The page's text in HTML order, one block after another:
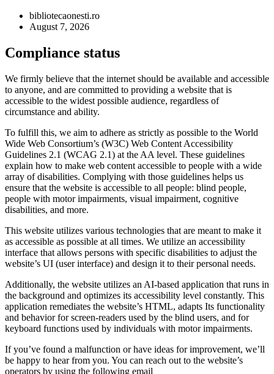
bibliotecaonesti.ro
August 7, 2026
Compliance status
We firmly believe that the internet should be available and accessible
to anyone, and are committed to providing a website that is
accessible to the widest possible audience, regardless of
circumstance and ability.
To fulfill this, we aim to adhere as strictly as possible to the World
Wide Web Consortium’s (W3C) Web Content Accessibility
Guidelines 2.1 (WCAG 2.1) at the AA level. These guidelines
explain how to make web content accessible to people with a wide
array of disabilities. Complying with those guidelines helps us
ensure that the website is accessible to all people: blind people,
people with motor impairments, visual impairment, cognitive
disabilities, and more.
This website utilizes various technologies that are meant to make it
as accessible as possible at all times. We utilize an accessibility
interface that allows persons with specific disabilities to adjust the
website’s UI (user interface) and design it to their personal needs.
Additionally, the website utilizes an AI-based application that runs in
the background and optimizes its accessibility level constantly. This
application remediates the website’s HTML, adapts Its functionality
and behavior for screen-readers used by the blind users, and for
keyboard functions used by individuals with motor impairments.
If you’ve found a malfunction or have ideas for improvement, we’ll
be happy to hear from you. You can reach out to the website’s
operators by using the following email